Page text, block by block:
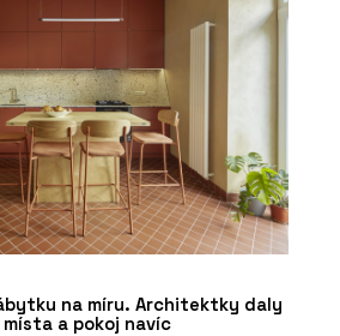
na míru. Architektky daly
a pokoj navíc